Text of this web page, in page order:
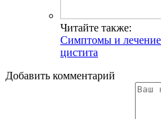
Читайте также:
Симптомы и лечение
цистита
Добавить комментарий